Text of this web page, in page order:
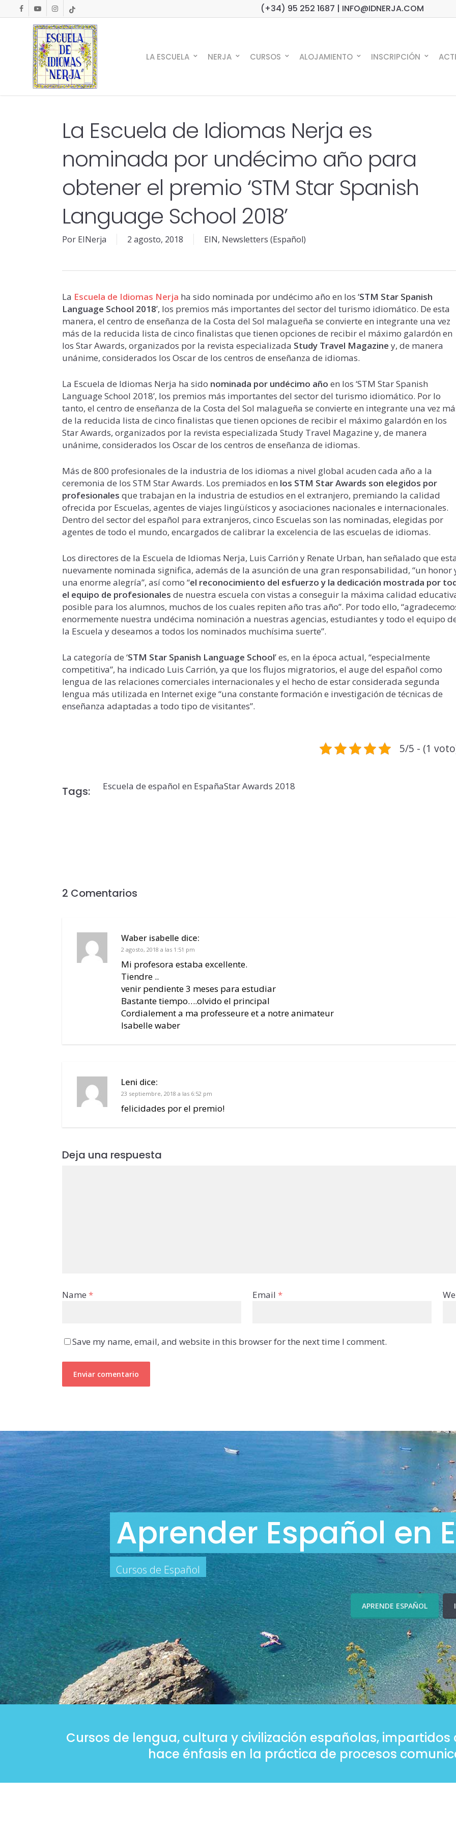
to
facebookyoutubeinstagramtiktok (+34) 95 252 1687 | INFO@IDNERJA.COM
LA ESCUELA NERJA CURSOS ALOJAMIENTO INSCRIPCIÓN
La Escuela de Idiomas Nerja es
nominada por undécimo año para
obtener el premio ‘STM Star Spanish
Language School 2018’
Por EINerja 2 agosto, 2018 EIN, Newsletters (Español)
La Escuela de Idiomas Nerja ha sido nominada por undécimo año en los ‘STM Star Spanish
Language School 2018’, los premios más importantes del sector del turismo idiomático. De esta
manera, el centro de enseñanza de la Costa del Sol malagueña se convierte en integrante una vez
más de la reducida lista de cinco finalistas que tienen opciones de recibir el máximo galardón en
los Star Awards, organizados por la revista especializada Study Travel Magazine y, de manera
unánime, considerados los Oscar de los centros de enseñanza de idiomas.
La Escuela de Idiomas Nerja ha sido nominada por undécimo año en los ‘STM Star Spanish
Language School 2018’, los premios más importantes del sector del turismo idiomático. Por lo
tanto, el centro de enseñanza de la Costa del Sol malagueña se convierte en integrante una vez
de la reducida lista de cinco finalistas que tienen opciones de recibir el máximo galardón en los
Star Awards, organizados por la revista especializada Study Travel Magazine y, de manera
unánime, considerados los Oscar de los centros de enseñanza de idiomas.
Más de 800 profesionales de la industria de los idiomas a nivel global acuden cada año a la
ceremonia de los STM Star Awards. Los premiados en los STM Star Awards son elegidos por
profesionales que trabajan en la industria de estudios en el extranjero, premiando la calidad
ofrecida por Escuelas, agentes de viajes lingüísticos y asociaciones nacionales e internacionales.
Dentro del sector del español para extranjeros, cinco Escuelas son las nominadas, elegidas por
agentes de todo el mundo, encargados de calibrar la excelencia de las escuelas de idiomas.
Los directores de la Escuela de Idiomas Nerja, Luis Carrión y Renate Urban, han señalado que
nuevamente nominada significa, además de la asunción de una gran responsabilidad, “un honor
una enorme alegría”, así como “el reconocimiento del esfuerzo y la dedicación mostrada por
el equipo de profesionales de nuestra escuela con vistas a conseguir la máxima calidad
posible para los alumnos, muchos de los cuales repiten año tras año”. Por todo ello,
enormemente nuestra undécima nominación a nuestras agencias, estudiantes y todo el equipo
la Escuela y deseamos a todos los nominados muchísima suerte”.
La categoría de ‘STM Star Spanish Language School’ es, en la época actual, “especialmente
competitiva”, ha indicado Luis Carrión, ya que los flujos migratorios, el auge del español como
lengua de las relaciones comerciales internacionales y el hecho de estar considerada segunda
lengua más utilizada en Internet exige “una constante formación e investigación de técnicas de
enseñanza adaptadas a todo tipo de visitantes”.
5/5 - (1
Tags: Escuela de español en EspañaStar Awards 2018
2 Comentarios
Waber isabelle dice:
2 agosto, 2018 a las 1:51 pm
Mi profesora estaba excellente.
Tiendre ..
venir pendiente 3 meses para estudiar
Bastante tiempo….olvido el principal
Cordialement a ma professeure et a notre animateur
Isabelle waber
Leni dice:
23 septiembre, 2018 a las 6:52 pm
felicidades por el premio!
Deja una respuesta
Name * Email *
Save my name, email, and website in this browser for the next time I comment.
Aprender Español en
Cursos de Español
APRENDE ESPAÑOL
Cursos de lengua, cultura y civilización españolas,
hace énfasis en la práctica de procesos